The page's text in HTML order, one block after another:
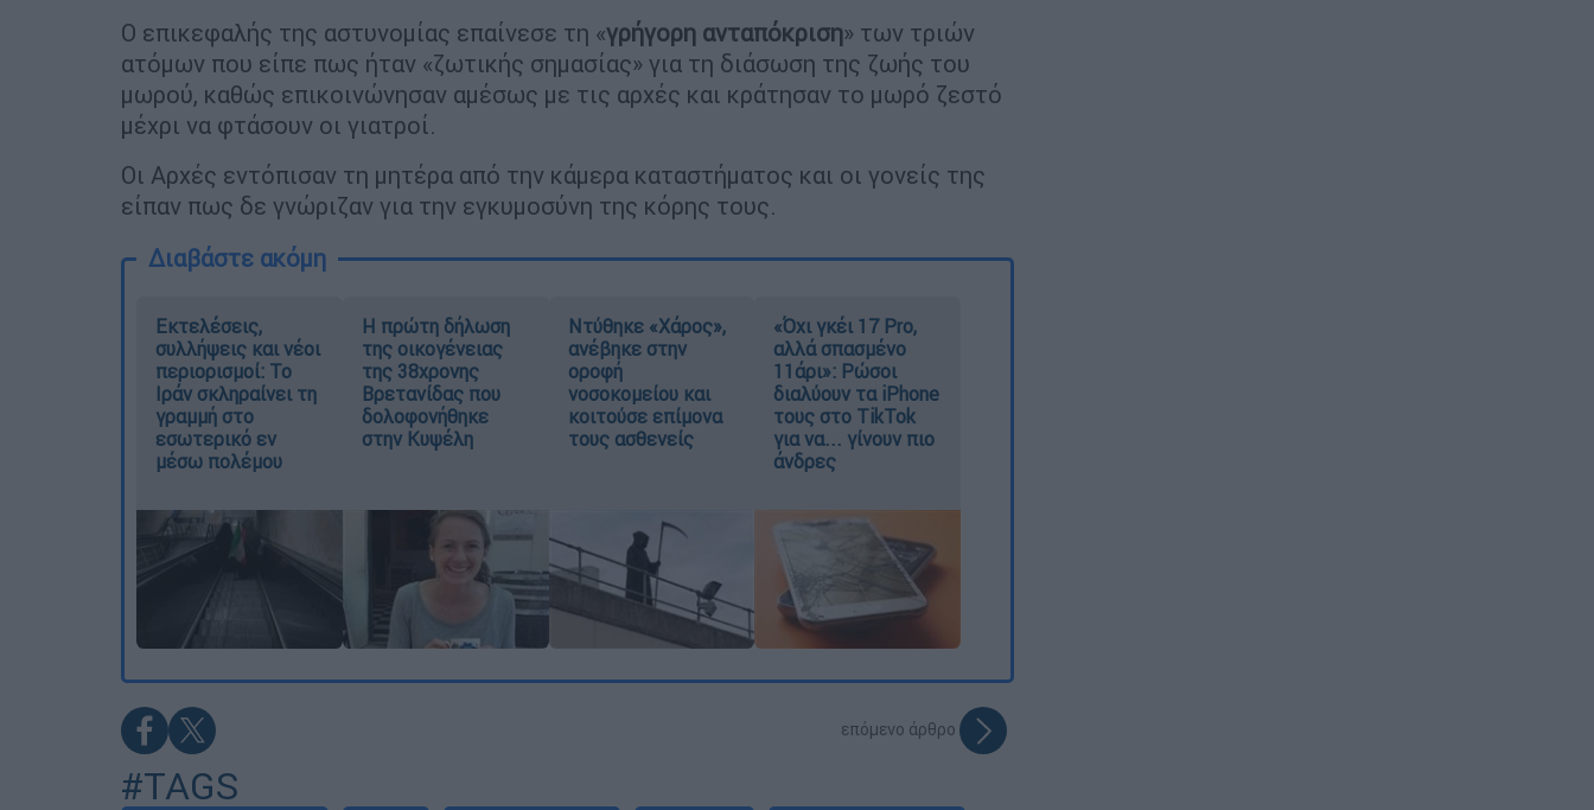
Ο επικεφαλής της αστυνομίας επαίνεσε τη «γρήγορη ανταπόκριση» των τριών
ατόμων που είπε πως ήταν «ζωτικής σημασίας» για τη διάσωση της ζωής του
μωρού, καθώς επικοινώνησαν αμέσως με τις αρχές και κράτησαν το μωρό ζεστό
μέχρι να φτάσουν οι γιατροί.
Οι Αρχές εντόπισαν τη μητέρα από την κάμερα καταστήματος και οι γονείς της
είπαν πως δε γνώριζαν για την εγκυμοσύνη της κόρης τους.
Διαβάστε ακόμη
Εκτελέσεις,
συλλήψεις και νέοι
περιορισμοί: Το
Ιράν σκληραίνει τη
γραμμή στο
εσωτερικό εν
μέσω πολέμου
Η πρώτη δήλωση
της οικογένειας
της 38χρονης
Βρετανίδας που
δολοφονήθηκε
στην Κυψέλη
Ντύθηκε «Χάρος»,
ανέβηκε στην
οροφή
νοσοκομείου και
κοιτούσε επίμονα
τους ασθενείς
«Όχι γκέι 17 Pro,
αλλά σπασμένο
11άρι»: Ρώσοι
διαλύουν τα iPhone
τους στο TikTok
για να... γίνουν πιο
άνδρες
επόμενο άρθρο
#TAGS